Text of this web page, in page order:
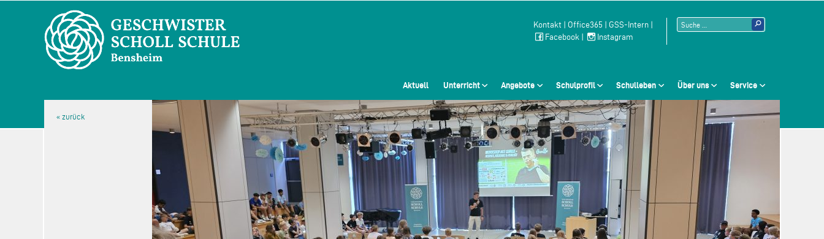
Kontakt| Office365 GSS-Intern|
Facebook| Instagram
Suchen
Aktuell Unterricht Angebote Schulprofil Schulleben Über uns Service